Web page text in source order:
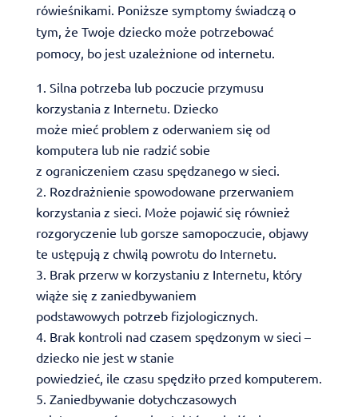
rówieśnikami. Poniższe symptomy świadczą o
tym, że Twoje dziecko może potrzebować
pomocy, bo jest uzależnione od internetu.
Silna potrzeba lub poczucie przymusu
korzystania z Internetu. Dziecko
może mieć problem z oderwaniem się od
komputera lub nie radzić sobie
z ograniczeniem czasu spędzanego w sieci.
Rozdrażnienie spowodowane przerwaniem
korzystania z sieci. Może pojawić się również
rozgoryczenie lub gorsze samopoczucie, objawy
te ustępują z chwilą powrotu do Internetu.
Brak przerw w korzystaniu z Internetu, który
wiąże się z zaniedbywaniem
podstawowych potrzeb fizjologicznych.
Brak kontroli nad czasem spędzonym w sieci –
dziecko nie jest w stanie
powiedzieć, ile czasu spędziło przed komputerem.
Zaniedbywanie dotychczasowych